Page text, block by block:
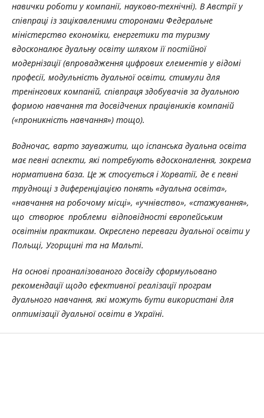
навички роботи у компанії, науково-технічні). В Австрії у
співпраці із зацікавленими сторонами Федеральне
міністерство економіки, енергетики та туризму
вдосконалює дуальну освіту шляхом її постійної
модернізації (впровадження цифрових елементів у відомі
професії, модульність дуальної освіти, стимули для
тренінгових компаній, співпраця здобувачів за дуальною
формою навчання та досвідчених працівників компаній
(«проникність навчання») тощо).
Водночас, варто зауважити, що іспанська дуальна освіта
маєпевні аспекти, які потребують вдосконалення, зокрема
нормативна база. Це ж стосується іХорватії, де є певні
труднощі з диференціацією понять «дуальна освіта»,
«навчання на робочому місці», «учнівство», «стажування»,
що створює проблеми відповідності європейським
освітнім практикам. Окреслено переваги дуальної освіти у
Польщі, Угорщині та на Мальті.
На основі проаналізованого досвіду сформульовано
рекомендації щодо ефективної реалізації програм
дуального навчання, які можуть бути використані для
оптимізації дуальної освіти в Україні.